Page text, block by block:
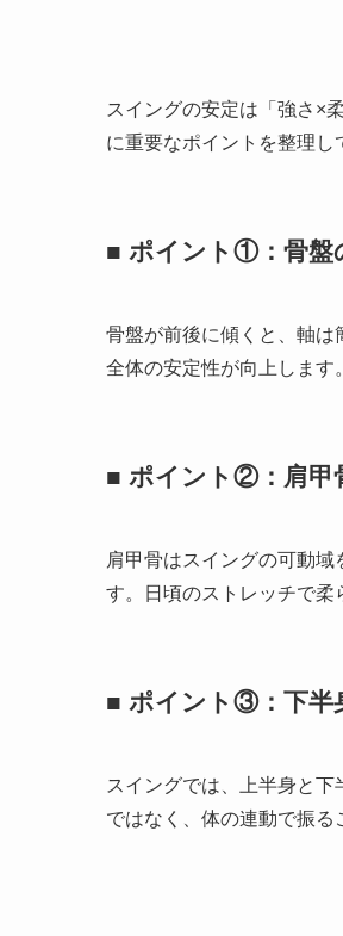
スイングの安定は「強さ×
に重要なポイントを整理し
■ ポイント①：骨盤
骨盤が前後に傾くと、軸
全体の安定性が向上します
■ ポイント②：肩甲
肩甲骨はスイングの可動
す。日頃のストレッチで柔
■ ポイント③：下半
スイングでは、上半身と
ではなく、体の連動で振る